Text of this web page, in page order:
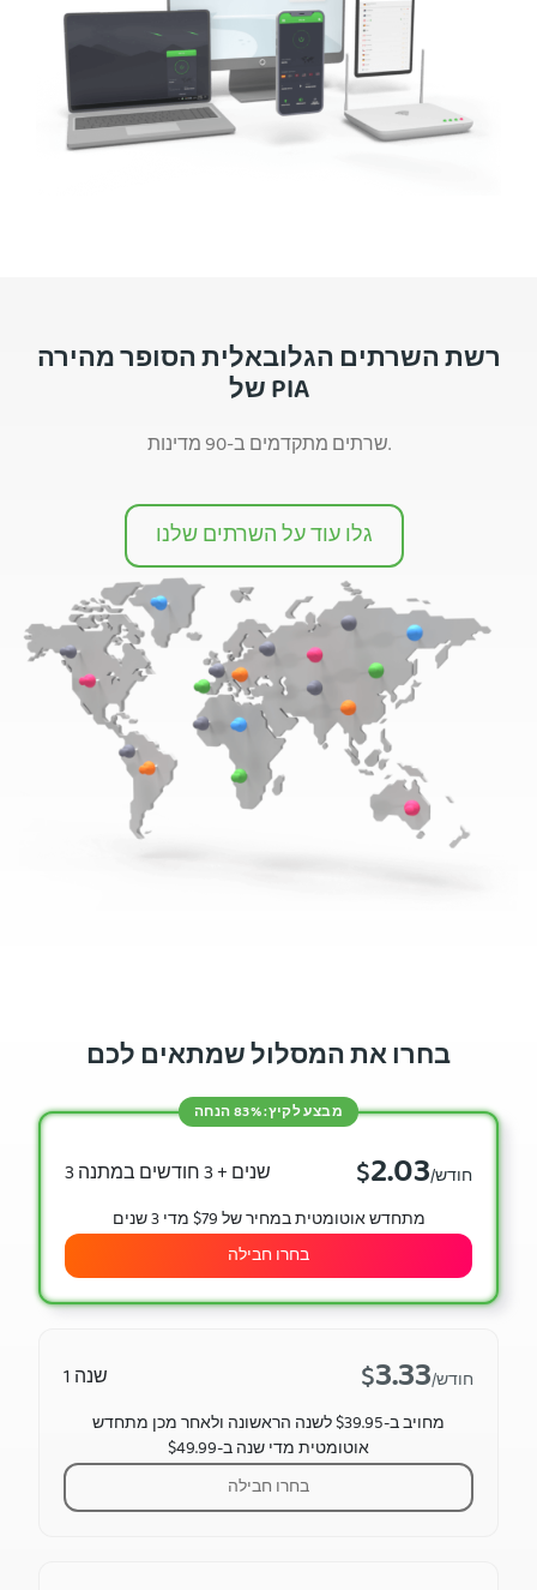
רשת השרתים הגלובאלית הסופר מהירה
של PIA
שרתים מתקדמים ב-90 מדינות.
גלו עוד על השרתים שלנו
בחרו את המסלול שמתאים לכם
3 שנים + 3 חודשים במתנה $2.03 /חודש
מבצע לקיץ: 83% הנחה
מתחדש אוטומטית במחיר של $79 מדי 3 שנים
בחרו חבילה
שנה 1 $3.33 /חודש
מחויב ב-$39.95 לשנה הראשונה ולאחר מכן מתחדש
אוטומטית מדי שנה ב-$49.99
בחרו חבילה